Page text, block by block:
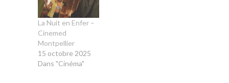
La Nuit en Enfer –
Cinemed
Montpellier
15 octobre 2025
Dans "Cinéma"